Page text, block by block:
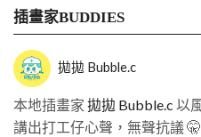
插畫家BUDDIES
拋拋 Bubble.c
本地插畫家 拋拋 Bubble.c 以
講出打工仔心聲，無聲抗議 🤫